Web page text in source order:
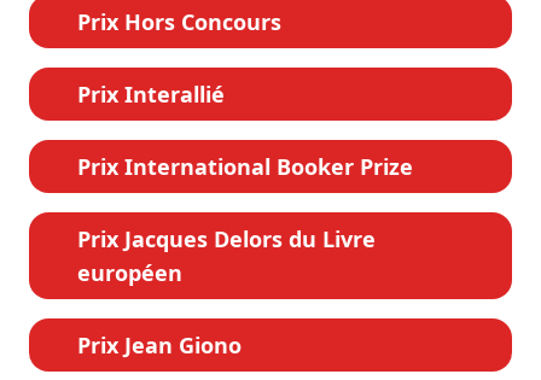
Prix Hors Concours
Prix Interallié
Prix International Booker Prize
Prix Jacques Delors du Livre
européen
Prix Jean Giono